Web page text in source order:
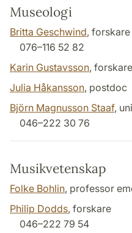
Museologi
Britta Geschwind, forskare
076–116 52 82
Karin Gustavsson, forskare
Julia Håkansson, postdoc
Björn Magnusson Staaf,
046–222 30 76
Musikvetenskap
Folke Bohlin, professor
Philip Dodds, forskare
046–222 79 54